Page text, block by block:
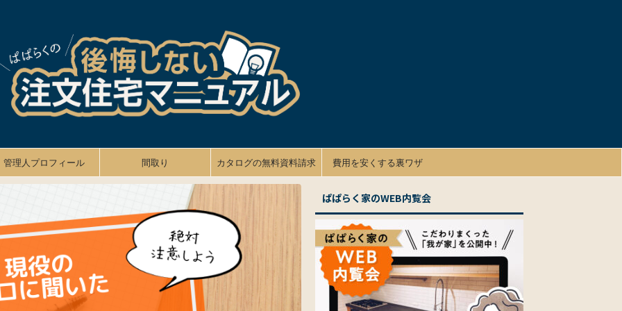
管理人プロフィール 間取り カタログの無料資料請求 費用を安くする裏ワザ
ぱぱらく家のWEB内覧会